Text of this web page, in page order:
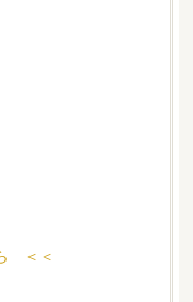
＜＜